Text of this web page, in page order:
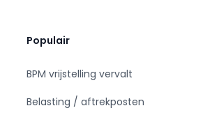
Populair
BPM vrijstelling vervalt
Belasting / aftrekposten